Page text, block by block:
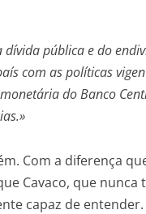
dívida pública e do
com as políticas
do Banco
Com a diferença
Cavaco, que nunca
capaz de entender.